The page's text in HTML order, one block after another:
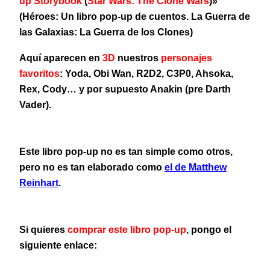
(Héroes: Un libro pop-up de cuentos. La Guerra de
las Galaxias: La Guerra de los Clones)
Aquí aparecen en 3D nuestros personajes
favoritos: Yoda, Obi Wan, R2D2, C3P0, Ahsoka,
Rex, Cody… y por supuesto Anakin (pre Darth
Vader).
Este libro pop-up no es tan simple como otros,
pero no es tan elaborado como el de Matthew
Reinhart.
Si quieres comprar este libro pop-up, pongo el
siguiente enlace: